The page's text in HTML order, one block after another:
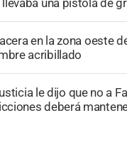
en la zona oeste
acribillado
le dijo que no a
deberá